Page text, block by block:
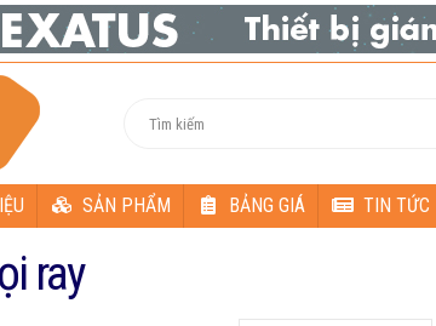
SẢN PHẨM BẢNG GIÁ TIN TỨC
ray